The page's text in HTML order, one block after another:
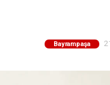
Bayrampaşa